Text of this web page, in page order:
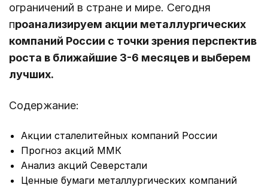
ограничений в стране и мире. Сегодня
проанализируем акции металлургических
компаний России с точки зрения перспектив
роста в ближайшие 3-6 месяцев и выберем
лучших.
Содержание:
Акции сталелитейных компаний России
Прогноз акций ММК
Анализ акций Северстали
Ценные бумаги металлургических компаний